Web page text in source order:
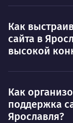
Как
сайта в
высокой
Как
поддержка
Ярославля?